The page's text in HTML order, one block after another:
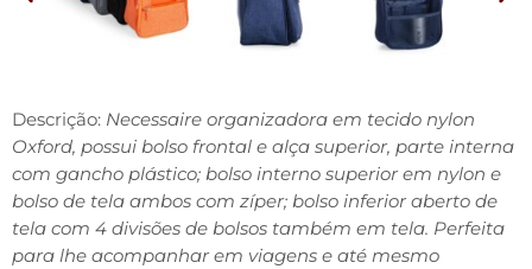
Descrição: Necessaire organizadora em tecido nylon
Oxford, possui bolso frontal e alça superior, parte interna
com gancho plástico; bolso interno superior em nylon e
bolso de tela ambos com zíper; bolso inferior aberto de
tela com 4 divisões de bolsos também em tela. Perfeita
para lhe acompanhar em viagens e até mesmo